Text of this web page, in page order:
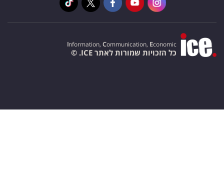
Information, Communication, Economic
כל הזכויות שמורות לאתר ICE. ©